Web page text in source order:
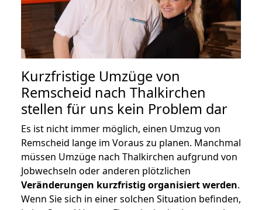
Kurzfristige Umzüge von
Remscheid nach Thalkirchen
stellen für uns kein Problem dar
Es ist nicht immer möglich, einen Umzug von
Remscheid lange im Voraus zu planen. Manchmal
müssen Umzüge nach Thalkirchen aufgrund von
Jobwechseln oder anderen plötzlichen
Veränderungen kurzfristig organisiert werden.
Wenn Sie sich in einer solchen Situation befinden,